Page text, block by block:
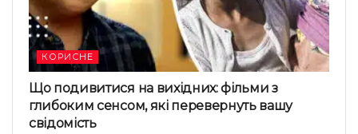
КОРИСНЕ
Що подивитися на вихідних: фільми з
глибоким сенсом, які перевернуть вашу
свідомість